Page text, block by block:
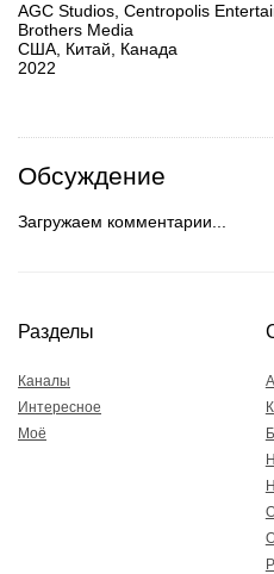
AGC Studios, Centropolis
Brothers Media
США, Китай, Канада
2022
Обсуждение
Загружаем комментарии...
Разделы
Каналы
Интересное
Моё